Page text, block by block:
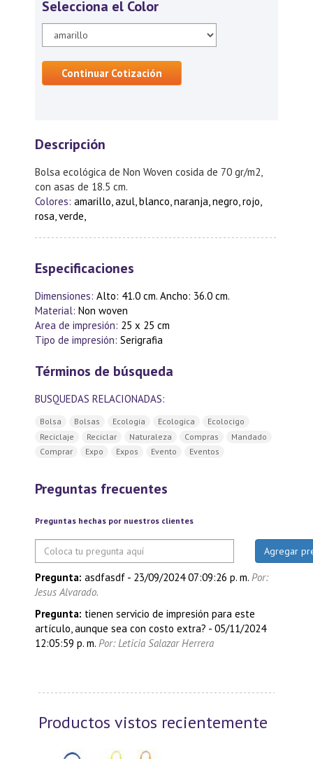
Selecciona el Color
Continuar Cotización
Descripción
Bolsa ecológica de Non Woven cosida de 70 gr/m2,
con asas de 18.5 cm.
Colores: amarillo, azul, blanco, naranja, negro, rojo,
rosa, verde,
Especificaciones
Dimensiones: Alto: 41.0 cm. Ancho: 36.0 cm.
Material: Non woven
Area de impresión: 25 x 25 cm
Tipo de impresión: Serigrafia
Términos de búsqueda
BUSQUEDAS RELACIONADAS:
Bolsa Bolsas Ecologia Ecologica
Ecolocigo
Reciclaje
Reciclar Naturaleza Compras
Mandado
Comprar
Expo Expos Evento Eventos
Preguntas frecuentes
Preguntas hechas por nuestros clientes
Pregunta: asdfasdf - 23/09/2024 07:09:26 p. m. Por:
Jesus Alvarado.
Pregunta: tienen servicio de impresión para este
artículo, aunque sea con costo extra? - 05/11/2024
12:05:59 p. m. Por: Leticia Salazar Herrera
Productos vistos recientemente